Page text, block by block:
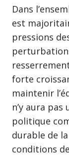
Dans
est
pressions
forte
maintenir
n’y aura
politique
durable de
conditions